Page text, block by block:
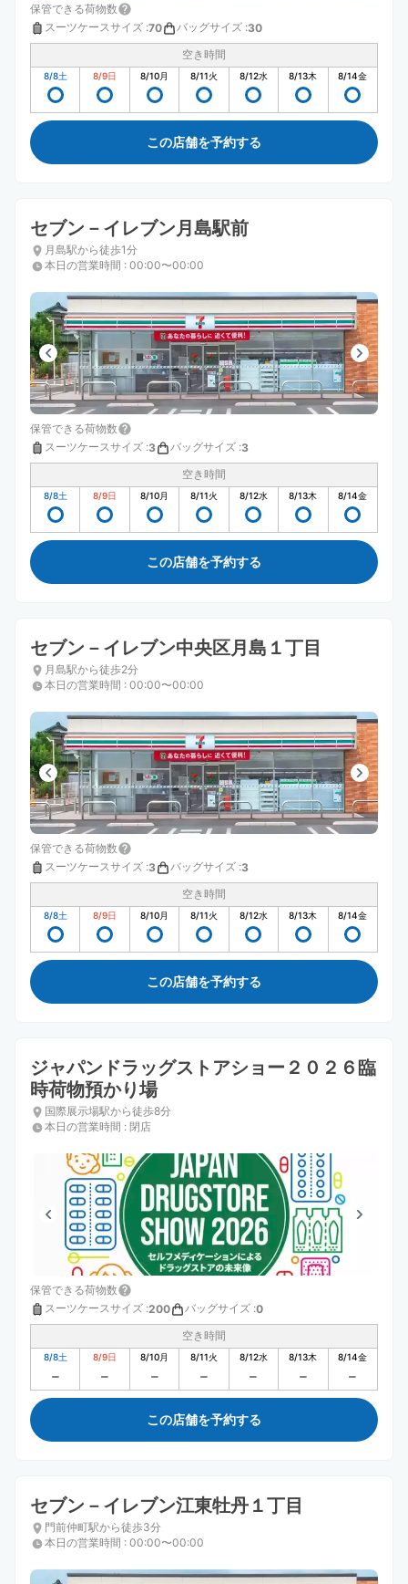
保管できる荷物数
スーツケースサイズ :70 バッグサイズ :30
空き時間
8/8土 8/9日 8/10月 8/11火 8/12水 8/13木 8/14金
この店舗を予約する
セブン－イレブン月島駅前
月島駅から徒歩1分
本日の営業時間 : 00:00〜00:00
保管できる荷物数
スーツケースサイズ :3 バッグサイズ :3
空き時間
8/8土 8/9日 8/10月 8/11火 8/12水 8/13木 8/14金
この店舗を予約する
セブン－イレブン中央区月島１丁目
月島駅から徒歩2分
本日の営業時間 : 00:00〜00:00
保管できる荷物数
スーツケースサイズ :3 バッグサイズ :3
空き時間
8/8土 8/9日 8/10月 8/11火 8/12水 8/13木 8/14金
この店舗を予約する
ジャパンドラッグストアショー２０２６臨
時荷物預かり場
国際展示場駅から徒歩8分
本日の営業時間 : 閉店
保管できる荷物数
スーツケースサイズ :200 バッグサイズ :0
空き時間
8/8土 8/9日 8/10月 8/11火 8/12水 8/13木 8/14金
この店舗を予約する
セブン－イレブン江東牡丹１丁目
門前仲町駅から徒歩3分
本日の営業時間 : 00:00〜00:00